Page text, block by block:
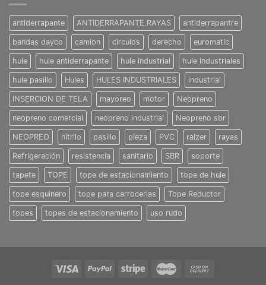
antiderrapante ANTIDERRAPANTE.RAYAS antiderrapantre
bandas dayco camion circulos derecho euromatic
hule hule antiderrapante hule industrial hule industriales
hule pasillo Hules HULES INDUSTRIALES industrial
INSERCION DE TELA mayoreo motor Neopreno
neopreno comercial neopreno industrial Neopreno sbr
NEOPREO nitrilo pasillo pieza PVC raizer rayas
Refrigeración resistencia sanitario SBR soporte
tapete TOPE tope de estacionamiento tope de hule
tope esquinero tope para carrocerias Tope Reductor
topes topes de estacionamiento uso rudo